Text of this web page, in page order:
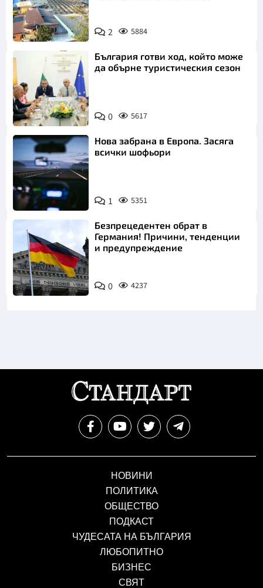
2 5884
България готви ход, който може
да обърне туристическия сезон
0 5617
Нова забрана в Европа. Засяга
всички шофьори
1 5351
Безпрецедентен обрат в
Германия! Причини, тенденции
и предупреждение
0 4237
НОВИНИ
ПОЛИТИКА
ОБЩЕСТВО
ПОДКАСТ
ЧУДЕСАТА НА БЪЛГАРИЯ
ЛЮБОПИТНО
БИЗНЕС
СВЯТ